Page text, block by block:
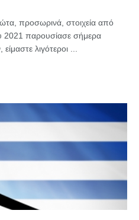
προσωρινά, στοιχεία από
2021 παρουσίασε σήμερα
λιγότεροι ...